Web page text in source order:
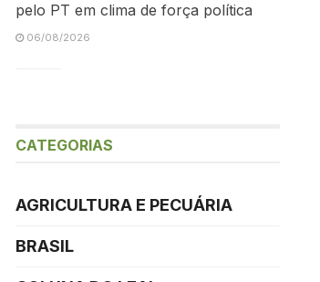
pelo PT em clima de força política
06/08/2026
CATEGORIAS
AGRICULTURA E PECUÁRIA
BRASIL